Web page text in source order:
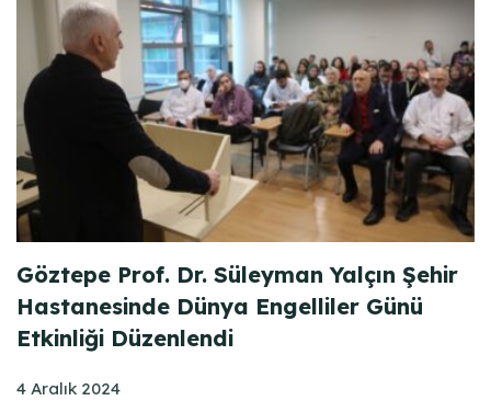
Göztepe Prof. Dr. Süleyman Yalçın Şehir
Hastanesinde Dünya Engelliler Günü
Etkinliği Düzenlendi
4 Aralık 2024